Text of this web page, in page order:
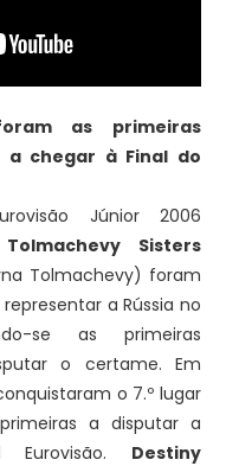
as primeiras
chegar à Final do
Júnior 2006
Tolmachevy Sisters
Tolmachevy) foram
a Rússia no
se as primeiras
o certame. Em
o 7.º lugar
a disputar a
Eurovisão. Destiny